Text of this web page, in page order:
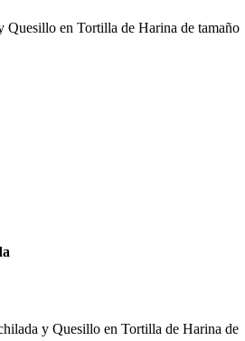
Quesillo en Tortilla de Harina de tamaño
y Quesillo en Tortilla de Harina de